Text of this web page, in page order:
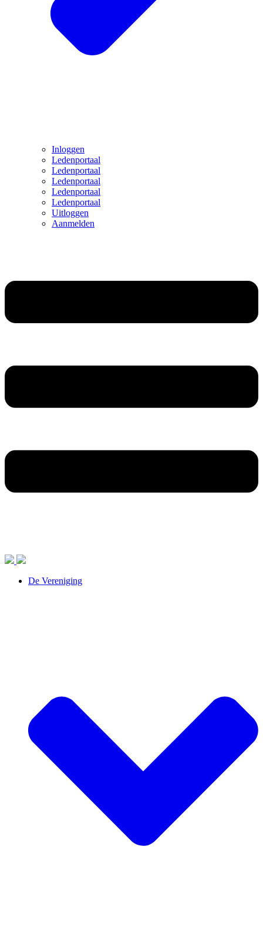
Inloggen
Ledenportaal
Ledenportaal
Ledenportaal
Ledenportaal
Ledenportaal
Uitloggen
Aanmelden
De Vereniging